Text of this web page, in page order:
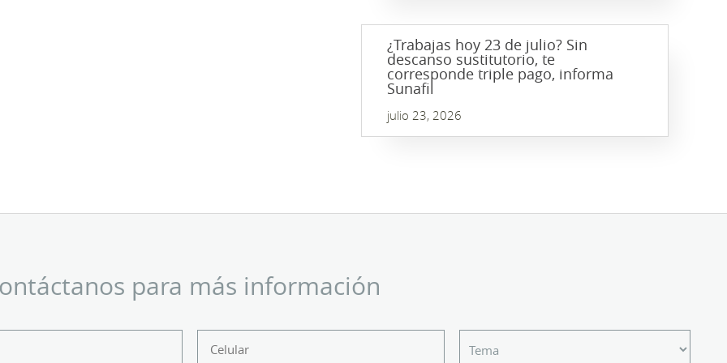
¿Trabajas hoy 23 de julio? Sin
descanso sustitutorio, te
corresponde triple pago, informa
Sunafil
julio 23, 2026
para más información